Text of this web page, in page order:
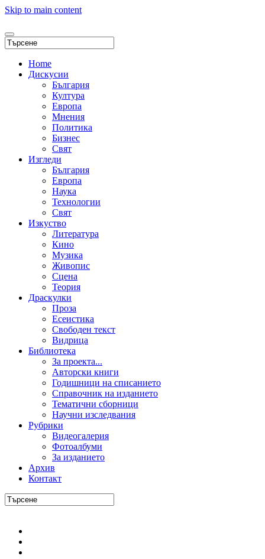
Skip to main content
Home
Дискусии
България
Култура
Европа
Мнения
Политика
Бизнес
Свят
Изгледи
България
Европа
Наука
Технологии
Свят
Изкуство
Литература
Кино
Музика
Живопис
Сцена
Теория
Драскулки
Проза
Есеистика
Свободен текст
Видрица
Библиотека
За проекта...
Авторски книги
Годишници на списанието
Справочник на изданието
Тематични сборници
Научни изследвания
Рубрики
Видеогалерия
Фотоалбуми
За изданието
Архив
Контакт